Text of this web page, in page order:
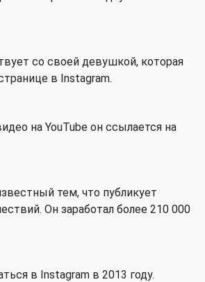
со своей девушкой, которая
в Instagram.
на YouTube он ссылается на
тем, что публикует
Он заработал более 210 000
в Instagram в 2013 году.